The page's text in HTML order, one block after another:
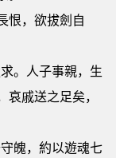
恨，欲拔劍自
。人子事親，生
戚送之足矣，
魄，約以遊魂七